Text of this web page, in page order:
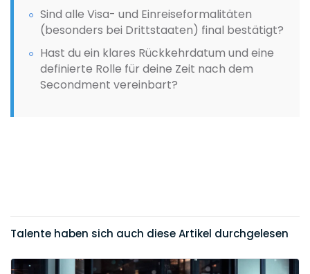
Sind alle Visa- und Einreiseformalitäten
(besonders bei Drittstaaten) final bestätigt?
Hast du ein klares Rückkehrdatum und eine
definierte Rolle für deine Zeit nach dem
Secondment vereinbart?
Talente haben sich auch diese Artikel durchgelesen